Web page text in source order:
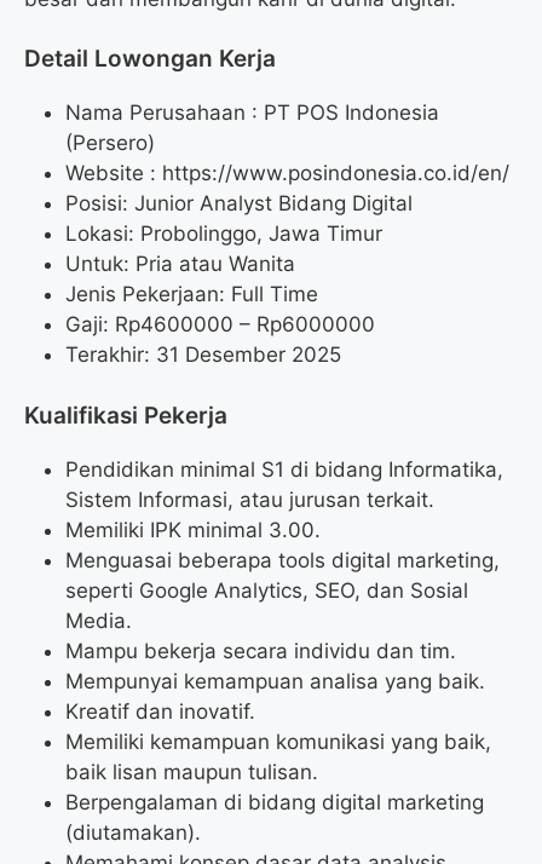
Detail Lowongan Kerja
Nama Perusahaan : PT POS Indonesia
(Persero)
Website : https://www.posindonesia.co.id/en/
Posisi: Junior Analyst Bidang Digital
Lokasi: Probolinggo, Jawa Timur
Untuk: Pria atau Wanita
Jenis Pekerjaan: Full Time
Gaji: Rp4600000 – Rp6000000
Terakhir: 31 Desember 2025
Kualifikasi Pekerja
Pendidikan minimal S1 di bidang Informatika,
Sistem Informasi, atau jurusan terkait.
Memiliki IPK minimal 3.00.
Menguasai beberapa tools digital marketing,
seperti Google Analytics, SEO, dan Sosial
Media.
Mampu bekerja secara individu dan tim.
Mempunyai kemampuan analisa yang baik.
Kreatif dan inovatif.
Memiliki kemampuan komunikasi yang baik,
baik lisan maupun tulisan.
Berpengalaman di bidang digital marketing
(diutamakan).